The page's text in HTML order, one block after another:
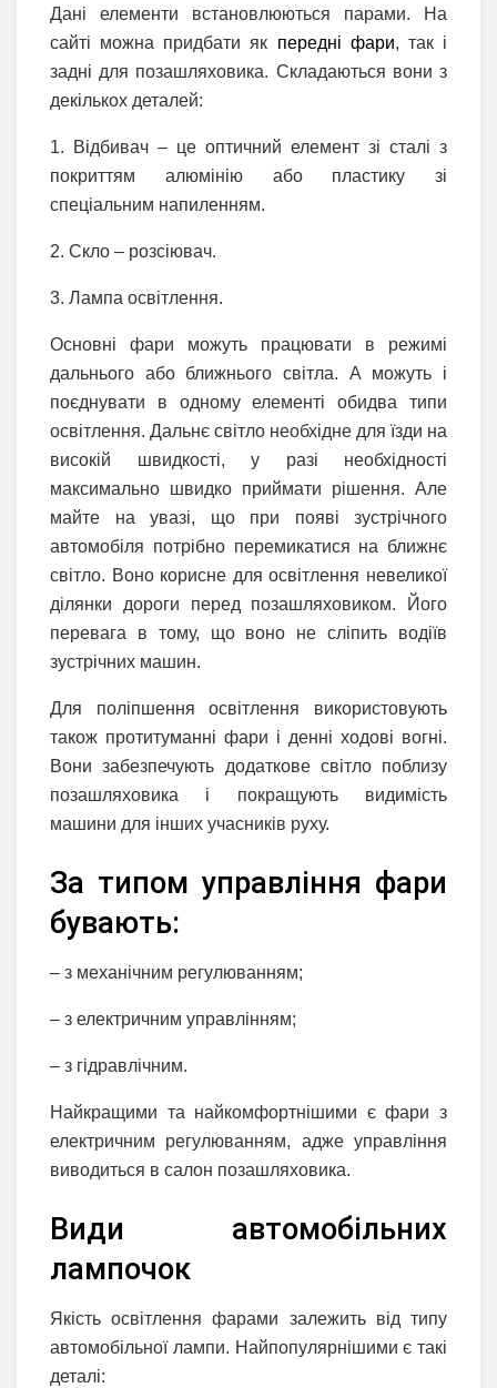
Дані елементи встановлюються парами. На
сайті можна придбати як передні фари, так і
задні для позашляховика. Складаються вони з
декількох деталей:
1. Відбивач – це оптичний елемент зі сталі з
покриттям алюмінію або пластику зі
спеціальним напиленням.
2. Скло – розсіювач.
3. Лампа освітлення.
Основні фари можуть працювати в режимі
дальнього або ближнього світла. А можуть і
поєднувати в одному елементі обидва типи
освітлення. Дальнє світло необхідне для їзди на
високій швидкості, у разі необхідності
максимально швидко приймати рішення. Але
майте на увазі, що при появі зустрічного
автомобіля потрібно перемикатися на ближнє
світло. Воно корисне для освітлення невеликої
ділянки дороги перед позашляховиком. Його
перевага в тому, що воно не сліпить водіїв
зустрічних машин.
Для поліпшення освітлення використовують
також протитуманні фари і денні ходові вогні.
Вони забезпечують додаткове світло поблизу
позашляховика і покращують видимість
машини для інших учасників руху.
За типом управління фари
бувають:
– з механічним регулюванням;
– з електричним управлінням;
– з гідравлічним.
Найкращими та найкомфортнішими є фари з
електричним регулюванням, адже управління
виводиться в салон позашляховика.
Види автомобільних
лампочок
Якість освітлення фарами залежить від типу
автомобільної лампи. Найпопулярнішими є такі
деталі: